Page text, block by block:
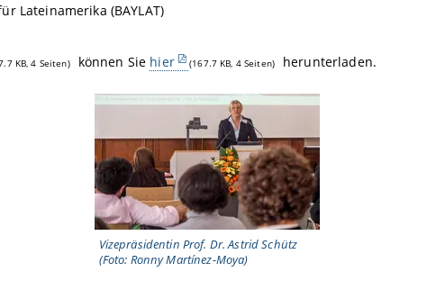
Lateinamerika (BAYLAT)
KB, 4 Seiten) können Sie hier (167.7 KB, 4 Seiten) herunterladen.
Vizepräsidentin Prof. Dr. Astrid Schütz
(Foto: Ronny Martínez-Moya)